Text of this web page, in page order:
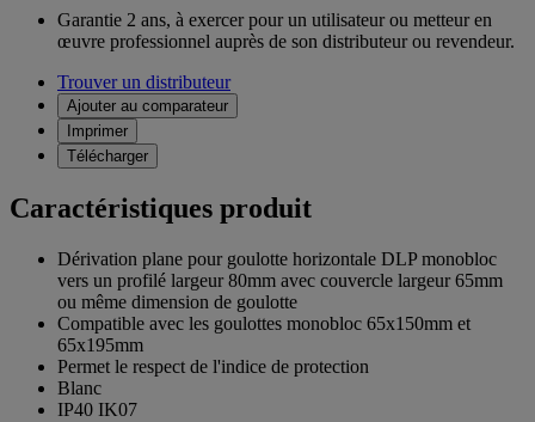
Garantie 2 ans, à exercer pour un utilisateur ou metteur en
œuvre professionnel auprès de son distributeur ou revendeur.
Trouver un distributeur
Ajouter au comparateur
Imprimer
Télécharger
Caractéristiques produit
Dérivation plane pour goulotte horizontale DLP monobloc
vers un profilé largeur 80mm avec couvercle largeur 65mm
ou même dimension de goulotte
Compatible avec les goulottes monobloc 65x150mm et
65x195mm
Permet le respect de l'indice de protection
Blanc
IP40 IK07